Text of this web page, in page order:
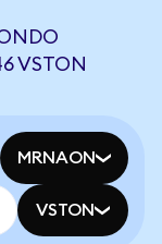
VSTON
MRNAON
VSTON